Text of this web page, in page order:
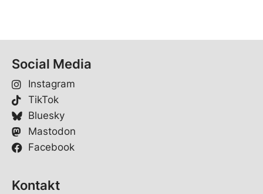
Social Media
Instagram
TikTok
Bluesky
Mastodon
Facebook
Kontakt